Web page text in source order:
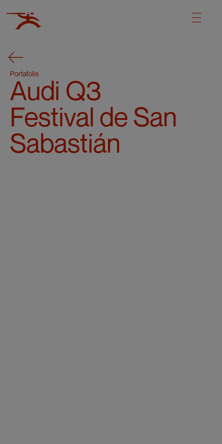
Portafolis
Audi Q3
Festival de San
Sabastián